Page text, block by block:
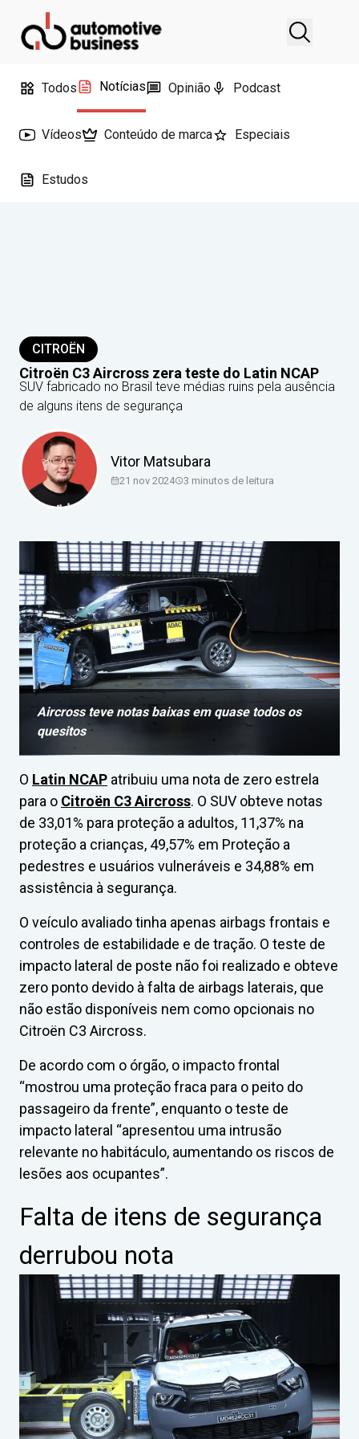
Todos Notícias Opinião Podcast
Vídeos Conteúdo de marca Especiais
Estudos
CITROËN
Citroën C3 Aircross zera teste do Latin NCAP
SUV fabricado no Brasil teve médias ruins pela ausência
de alguns itens de segurança
Vitor Matsubara
21 nov 2024 3 minutos de leitura
Aircross teve notas baixas em quase todos os
quesitos
O Latin NCAP atribuiu uma nota de zero estrela
para o Citroën C3 Aircross. O SUV obteve notas
de 33,01% para proteção a adultos, 11,37% na
proteção a crianças, 49,57% em Proteção a
pedestres e usuários vulneráveis e 34,88% em
assistência à segurança.
O veículo avaliado tinha apenas airbags frontais e
controles de estabilidade e de tração. O teste de
impacto lateral de poste não foi realizado e obteve
zero ponto devido à falta de airbags laterais, que
não estão disponíveis nem como opcionais no
Citroën C3 Aircross.
De acordo com o órgão, o impacto frontal
“mostrou uma proteção fraca para o peito do
passageiro da frente”, enquanto o teste de
impacto lateral “apresentou uma intrusão
relevante no habitáculo, aumentando os riscos de
lesões aos ocupantes”.
Falta de itens de segurança
derrubou nota